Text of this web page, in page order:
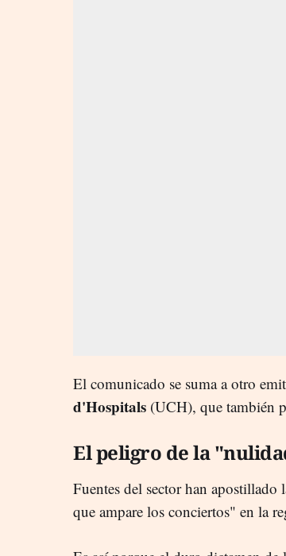
El comunicado se suma a otro
d'Hospitals (UCH), que también
El peligro de la
Fuentes del sector han
que ampare los conciertos" en la